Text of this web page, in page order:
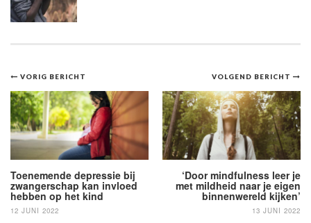
Bericht
navigatie
VOLGEND BERICHT
‘Door mindfulness leer je
met mildheid naar je eigen
binnenwereld kijken’
13 JUNI 2022
VORIG BERICHT
Toenemende depressie bij
zwangerschap kan invloed
hebben op het kind
12 JUNI 2022